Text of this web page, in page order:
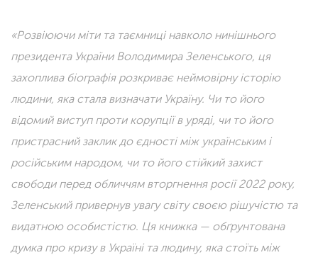
«Розвіюючи міти та таємниці навколо нинішнього
президента України Володимира Зеленського, ця
захоплива біографія розкриває неймовірну історію
людини, яка стала визначати Україну. Чи то його
відомий виступ проти корупції в уряді, чи то його
пристрасний заклик до єдності між українським і
російським народом, чи то його стійкий захист
свободи перед обличчям вторгнення росії 2022 року,
Зеленський привернув увагу світу своєю рішучістю та
видатною особистістю. Ця книжка — обґрунтована
думка про кризу в Україні та людину, яка стоїть між